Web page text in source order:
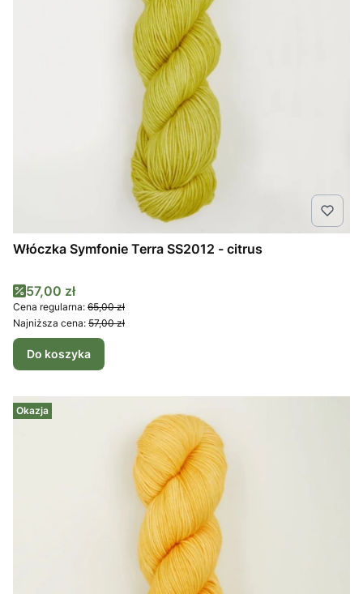
Włóczka Symfonie Terra SS2012 - citrus
Cena promocyjna
57,00 zł
Cena regularna: 65,00 zł
Najniższa cena: 57,00 zł
Do koszyka
Okazja